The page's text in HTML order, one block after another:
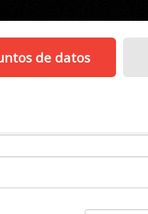
de datos